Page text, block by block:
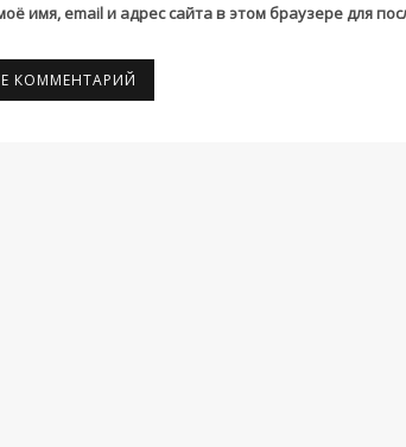
имя, email и адрес сайта в этом браузере для